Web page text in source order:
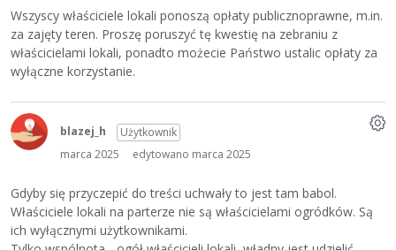
Wszyscy właściciele lokali ponoszą opłaty publicznoprawne, m.in.
za zajęty teren. Proszę poruszyć tę kwestię na zebraniu z
właścicielami lokali, ponadto możecie Państwo ustalic opłaty za
wyłączne korzystanie.
blazej_h
Użytkownik
marca 2025
edytowano marca 2025
Gdyby się przyczepić do treści uchwały to jest tam babol.
Właściciele lokali na parterze nie są właścicielami ogródków. Są
ich wyłącznymi użytkownikami.